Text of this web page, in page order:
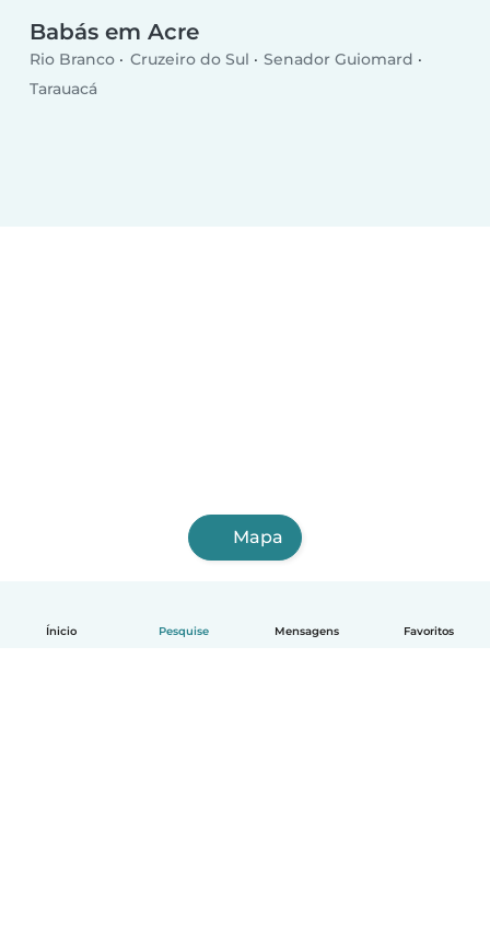
Ínicio Pesquise Mensagens Favoritos
Babás em Acre
Rio Branco Cruzeiro do Sul
Senador Guiomard
Tarauacá
Mapa